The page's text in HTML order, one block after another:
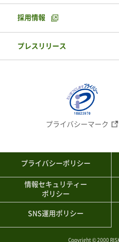
採用情報
プレスリリース
プライバシーマーク
プライバシーポリシー
情報セキュリティー
ポリシー
SNS運用ポリシー
Copyright © 2000